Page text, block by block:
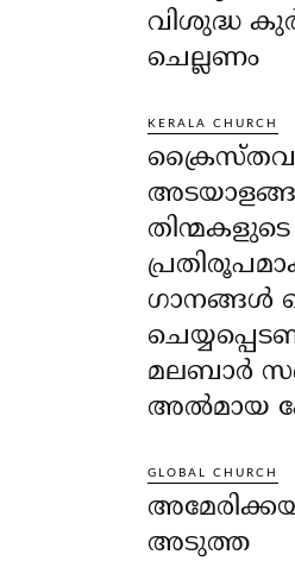
വിശുദ്ധ
ചെല്ലണം
KERALA CHURCH
ക്രൈസ്തവ
തിന്മകളുടെ
ഗാനങ്ങൾ
മലബാർ
അൽമായ
GLOBAL CHURCH
അടുത്ത